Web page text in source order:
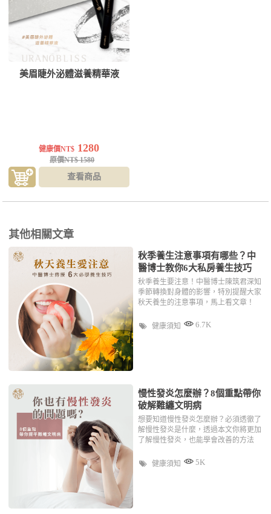
美眉睫外泌體滋養精華液
健康價NT$ 1280
原價NT$ 1580
查看商品
其他相關文章
秋季養生注意事項有哪些？中
醫博士教你6大私房養生技巧
秋季養生要注意！中醫博士陳筑君深知
季節轉換對身體的影響，特別提醒大家
秋天養生的注意事項，馬上看文章！
健康須知 6.7K
慢性發炎怎麼辦？8個重點帶你
破解難纏文明病
想要知道慢性發炎怎麼辦？必須透徹了
解慢性發炎是什麼，透過本文你將更加
了解慢性發炎，也能學會改善的方法
健康須知 5K